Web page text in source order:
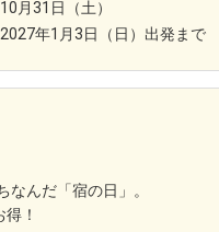
月31日（土）
年1月3日（日）出発まで
んだ「宿の日」。
！